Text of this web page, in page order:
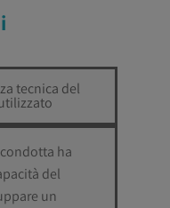
tecnica del
ha
del
un